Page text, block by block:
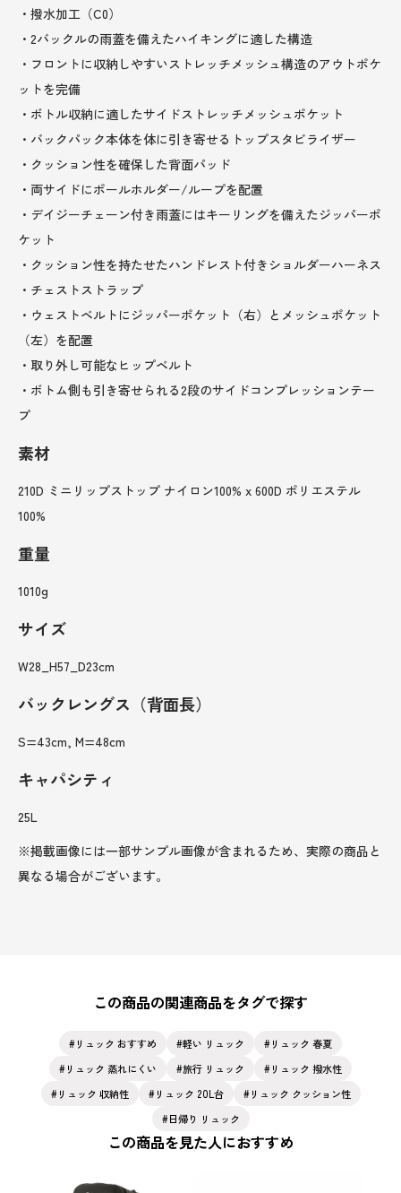
・撥水加工（C0）
・2バックルの雨蓋を備えたハイキングに適した構造
・フロントに収納しやすいストレッチメッシュ構造のアウトポケ
ットを完備
・ボトル収納に適したサイドストレッチメッシュポケット
・バックパック本体を体に引き寄せるトップスタビライザー
・クッション性を確保した背面パッド
・両サイドにポールホルダー/ループを配置
・デイジーチェーン付き雨蓋にはキーリングを備えたジッパーポ
ケット
・クッション性を持たせたハンドレスト付きショルダーハーネス
・チェストストラップ
・ウェストベルトにジッパーポケット（右）とメッシュポケット
（左）を配置
・取り外し可能なヒップベルト
・ボトム側も引き寄せられる2段のサイドコンプレッションテー
プ
素材
210D ミニリップストップ ナイロン100% x 600D ポリエステル
100%
重量
1010g
サイズ
W28_H57_D23cm
バックレングス（背面長）
S=43cm, M=48cm
キャパシティ
25L
※掲載画像には一部サンプル画像が含まれるため、実際の商品と
異なる場合がございます。
この商品の関連商品をタグで探す
リュック おすすめ 軽い リュック
リュック 春夏
リュック 蒸れにくい
旅行 リュック
リュック 撥水性
リュック 収納性
リュック 20L台
リュック クッション性
日帰り リュック
この商品を見た人におすすめ